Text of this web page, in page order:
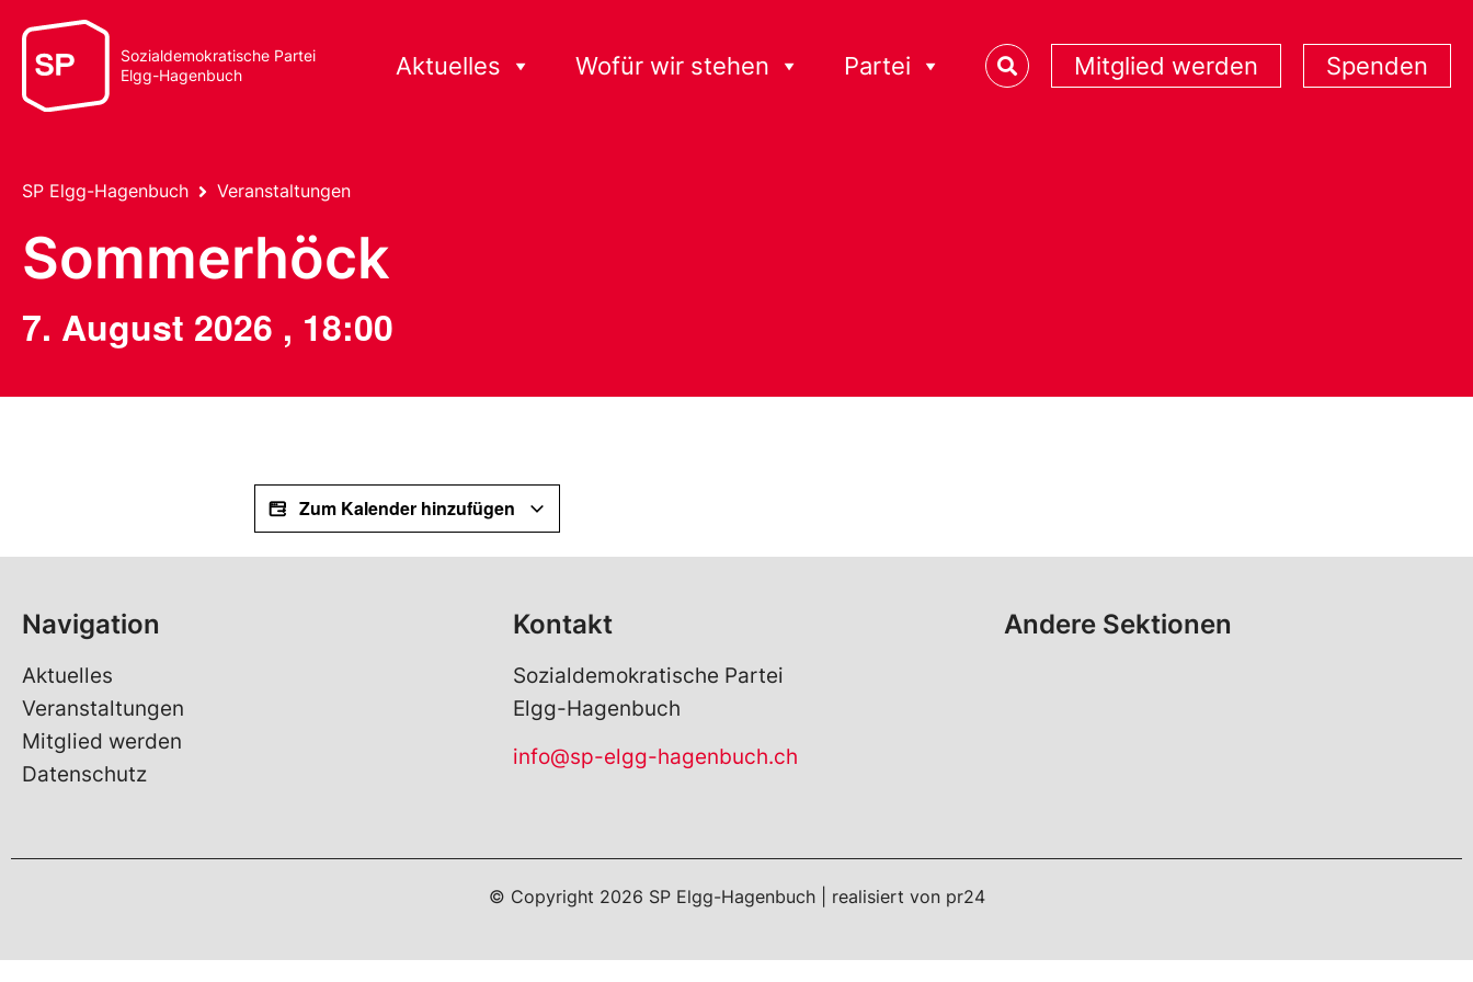
Sozialdemokratische Partei
Elgg-Hagenbuch
Aktuelles Wofür wir stehen Partei Mitglied werden Spenden
SP Elgg-Hagenbuch Veranstaltungen
Sommerhöck
7. August 2026 , 18:00
Zum Kalender hinzufügen
Navigation
Aktuelles
Veranstaltungen
Mitglied werden
Datenschutz
Kontakt
Sozialdemokratische Partei
Elgg-Hagenbuch
info@sp-elgg-hagenbuch.ch
Andere Sektionen
© Copyright 2026 SP Elgg-Hagenbuch | realisiert von pr24